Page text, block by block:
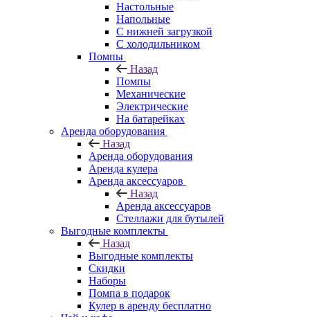
Настольные
Напольные
С нижней загрузкой
С холодильником
Помпы
Назад
Помпы
Механические
Электрические
На батарейках
Аренда оборудования
Назад
Аренда оборудования
Аренда кулера
Аренда аксессуаров
Назад
Аренда аксессуаров
Стеллажи для бутылей
Выгодные комплекты
Назад
Выгодные комплекты
Скидки
Наборы
Помпа в подарок
Кулер в аренду бесплатно